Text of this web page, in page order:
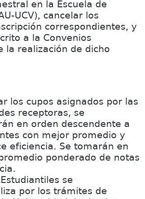
en la Escuela de
UCV), cancelar los
correspondientes, y
a la Convenios
la realización de dicho
los cupos asignados por las
receptoras, se
en orden descendente a
con mejor promedio y
eficiencia. Se tomarán en
ponderado de notas
se
por los trámites de